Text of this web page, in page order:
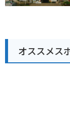
オススメス